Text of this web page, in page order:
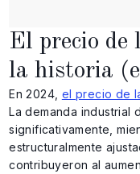
El precio de
la historia
En 2024, el precio de
La demanda industrial
significativamente,
estructuralmente
contribuyeron al